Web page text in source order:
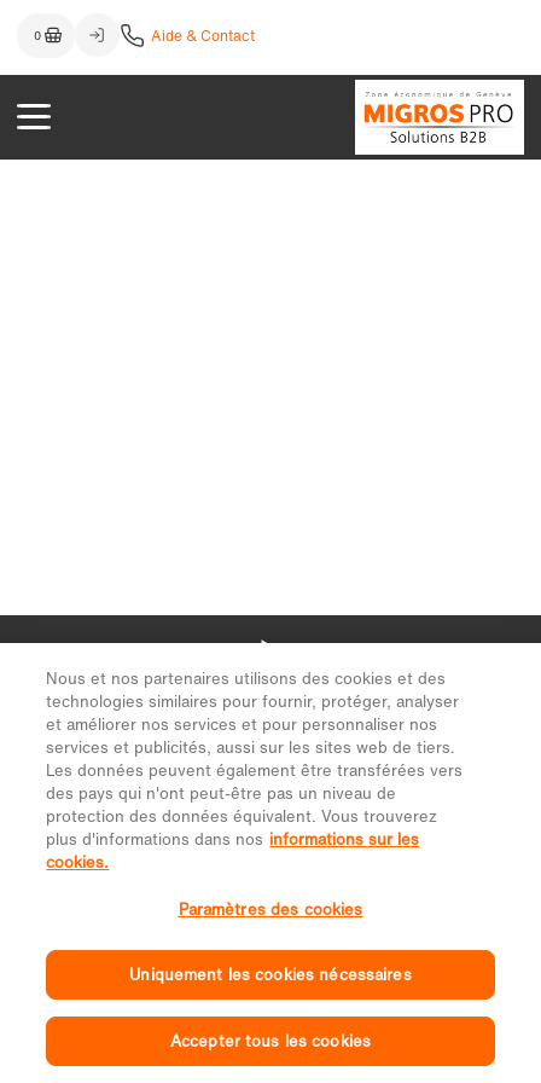
Nous et nos partenaires utilisons des cookies et des
technologies similaires pour fournir, protéger, analyser
et améliorer nos services et pour personnaliser nos
services et publicités, aussi sur les sites web de tiers.
Les données peuvent également être transférées vers
des pays qui n'ont peut-être pas un niveau de
protection des données équivalent. Vous trouverez
plus d'informations dans nos informations sur les
cookies.
Paramètres des cookies
Uniquement les cookies nécessaires
Accepter tous les cookies